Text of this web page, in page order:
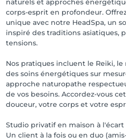
naturels et approches
corps-esprit en profondeur.
unique avec notre HeadSpa, un
inspiré des traditions asiatiques,
tensions.
Nos pratiques incluent le Reiki,
des soins énergétiques sur
approche naturopathe
de vos besoins. Accordez-vous
douceur, votre corps et votre
Studio privatif en maison à l'écart
Un client à la fois ou en duo